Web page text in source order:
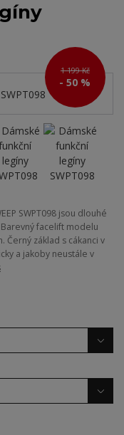
1 199 Kč
- 50 %
SWPT098 jsou dlouhé
facelift modelu
Černý základ s cákanci v
a jakoby neustále v